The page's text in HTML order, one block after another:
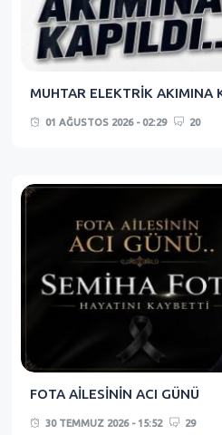
MUHTAR ELEKTRİK AKIMINA
01 AĞUSTOS 2026 - 02:29 20
FOTA AİLESİNİN ACI GÜNÜ
30 TEMMUZ 2026 - 15:52 29